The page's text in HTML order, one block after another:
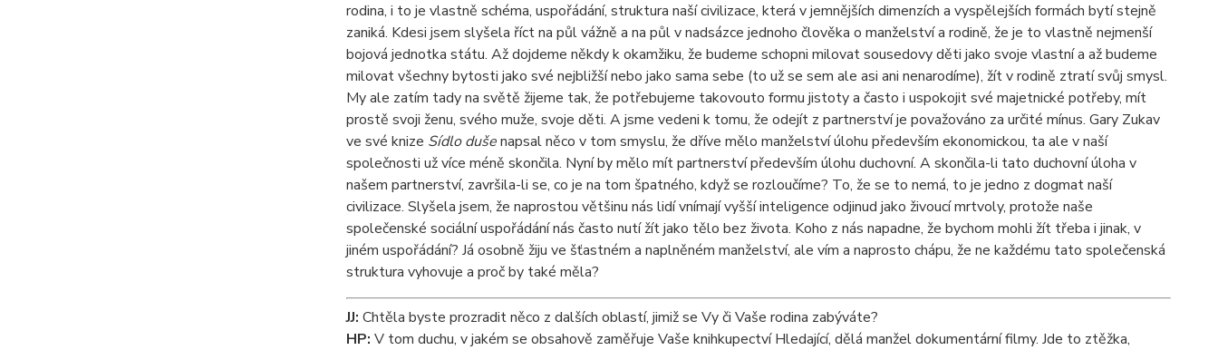
rodina, i to je vlastně schéma, uspořádání, struktura naší civilizace, která v jemnějších dimenzích a vyspělejších formách bytí stejně
zaniká. Kdesi jsem slyšela říct na půl vážně a na půl v nadsázce jednoho člověka o manželství a rodině, že je to vlastně nejmenší
bojová jednotka státu. Až dojdeme někdy k okamžiku, že budeme schopni milovat sousedovy děti jako svoje vlastní a až budeme
milovat všechny bytosti jako své nejbližší nebo jako sama sebe (to už se sem ale asi ani nenarodíme), žít v rodině ztratí svůj smysl.
My ale zatím tady na světě žijeme tak, že potřebujeme takovouto formu jistoty a často i uspokojit své majetnické potřeby, mít
prostě svoji ženu, svého muže, svoje děti. A jsme vedeni k tomu, že odejít z partnerství je považováno za určité mínus. Gary Zukav
ve své knize Sídlo dušenapsal něco v tom smyslu, že dříve mělo manželství úlohu především ekonomickou, ta ale v naší
společnosti už více méně skončila. Nyní by mělo mít partnerství především úlohu duchovní. A skončila-li tato duchovní úloha v
našem partnerství, završila-li se, co je na tom špatného, když se rozloučíme? To, že se to nemá, to je jedno z dogmat naší
civilizace. Slyšela jsem, že naprostou většinu nás lidí vnímají vyšší inteligence odjinud jako živoucí mrtvoly, protože naše
společenské sociální uspořádání nás často nutí žít jako tělo bez života. Koho z nás napadne, že bychom mohli žít třeba i jinak, v
jiném uspořádání? Já osobně žiju ve šťastném a naplněném manželství, ale vím a naprosto chápu, že ne každému tato společenská
struktura vyhovuje a proč by také měla?
JJ: Chtěla byste prozradit něco z dalších oblastí, jimiž se Vy či Vaše rodina zabýváte?
HP: V tom duchu, v jakém se obsahově zaměřuje Vaše knihkupectví Hledající, dělá manžel dokumentární filmy. Jde to ztěžka,